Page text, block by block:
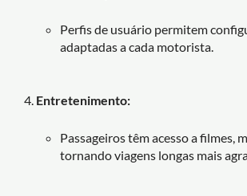
Perfis de usuário permitem
adaptadas a cada motorista.
Entretenimento:
Passageiros têm acesso a filmes,
tornando viagens longas mais